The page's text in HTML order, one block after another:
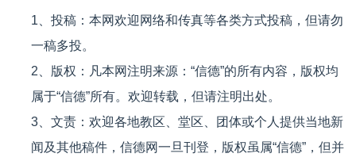
1、投稿：本网欢迎网络和传真等各类方式投稿，但请勿
一稿多投。
2、版权：凡本网注明来源：“信德”的所有内容，版权均
属于“信德”所有。欢迎转载，但请注明出处。
3、文责：欢迎各地教区、堂区、团体或个人提供当地新
闻及其他稿件，信德网一旦刊登，版权虽属“信德”，但并